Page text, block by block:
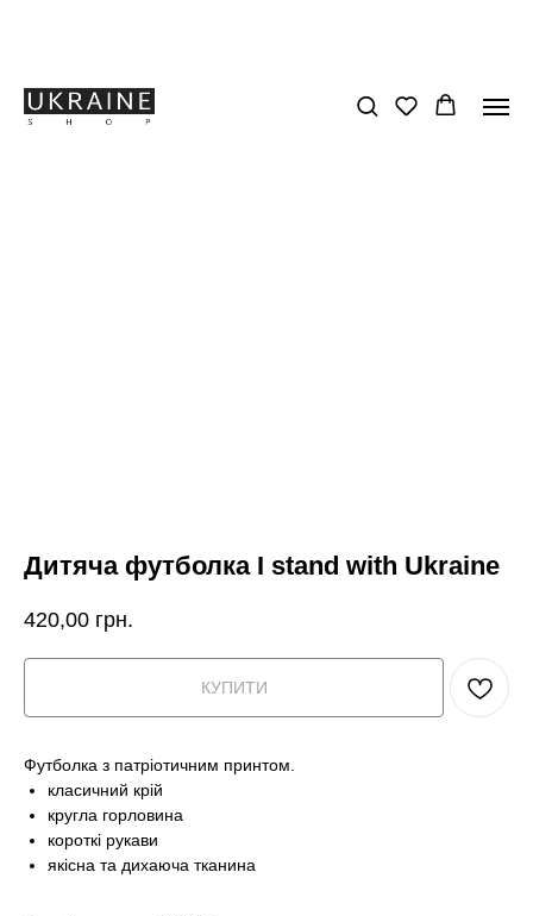
Дитяча футболка I stand with Ukraine
420,00 грн.
КУПИТИ
Футболка з патріотичним принтом.
класичний крій
кругла горловина
короткі рукави
якісна та дихаюча тканина